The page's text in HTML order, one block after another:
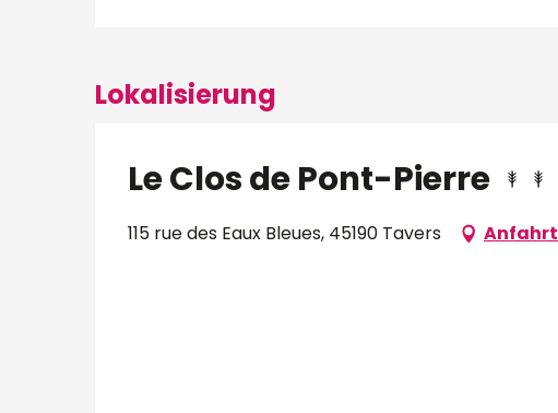
Lokalisierung
Le Clos de Pont-Pierre
115 rue des Eaux Bleues, 45190 Tavers Anfahrt